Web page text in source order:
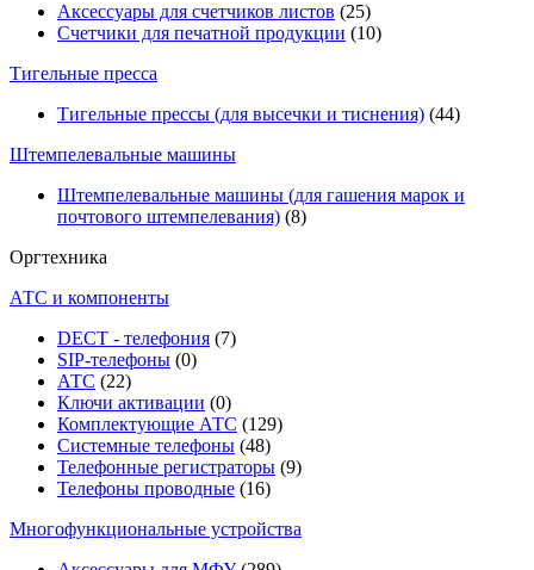
Аксессуары для счетчиков листов (25)
Счетчики для печатной продукции (10)
Тигельные пресса
Тигельные прессы (для высечки и тиснения) (44)
Штемпелевальные машины
Штемпелевальные машины (для гашения марок и
почтового штемпелевания) (8)
Оргтехника
АТС и компоненты
DECT - телефония (7)
SIP-телефоны (0)
АТС (22)
Ключи активации (0)
Комплектующие АТС (129)
Системные телефоны (48)
Телефонные регистраторы (9)
Телефоны проводные (16)
Многофункциональные устройства